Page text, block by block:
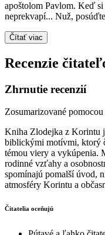
apoštolom Pavlom. Keď
neprekvapí... Nuž,
Čítať viac
Recenzie
Zhrnutie recenzií
Zosumarizované
Kniha Zlodejka z Korintu
biblickými motívmi, ktorý
témou viery a vykúpenia.
rodinné vzťahy a
spomínajú pomalší úvod,
atmosféry Korintu a
Čitatelia oceňujú